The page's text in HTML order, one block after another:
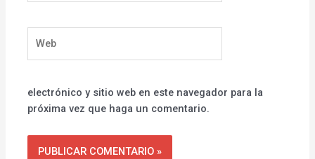
electrónico y sitio web en este navegador para la
próxima vez que haga un comentario.